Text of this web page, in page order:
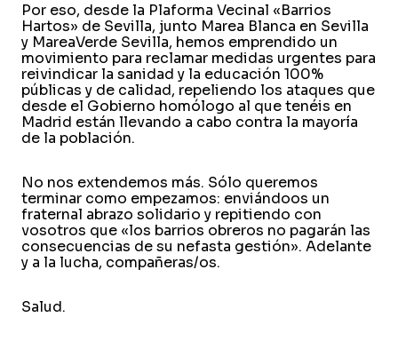
Por eso, desde la Plaforma Vecinal «Barrios
Hartos» de Sevilla, junto Marea Blanca en Sevilla
y MareaVerde Sevilla, hemos emprendido un
movimiento para reclamar medidas urgentes para
reivindicar la sanidad y la educación 100%
públicas y de calidad, repeliendo los ataques que
desde el Gobierno homólogo al que tenéis en
Madrid están llevando a cabo contra la mayoría
de la población.
No nos extendemos más. Sólo queremos
terminar como empezamos: enviándoos un
fraternal abrazo solidario y repitiendo con
vosotros que «los barrios obreros no pagarán las
consecuencias de su nefasta gestión». Adelante
y a la lucha, compañeras/os.
Salud.